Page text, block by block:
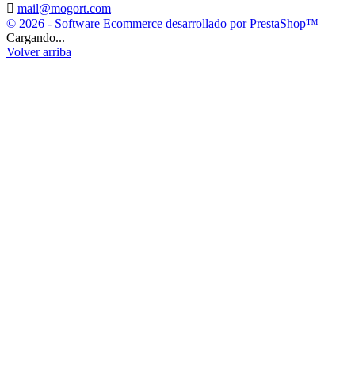
 mail@mogort.com
© 2026 - Software Ecommerce desarrollado por PrestaShop™
Cargando...
Volver arriba